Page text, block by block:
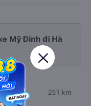
Mỹ Đình đi Hà
251 km